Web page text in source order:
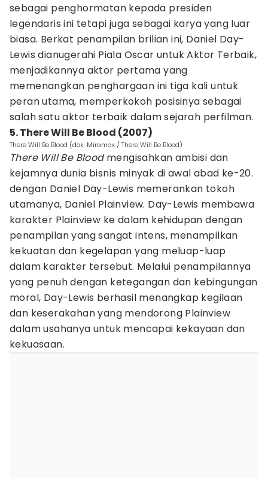
sebagai penghormatan kepada presiden
legendaris ini tetapi juga sebagai karya yang luar
biasa. Berkat penampilan brilian ini, Daniel Day-
Lewis dianugerahi Piala Oscar untuk Aktor Terbaik,
menjadikannya aktor pertama yang
memenangkan penghargaan ini tiga kali untuk
peran utama, memperkokoh posisinya sebagai
salah satu aktor terbaik dalam sejarah perfilman.
5. There Will Be Blood (2007)
There Will Be Blood (dok. Miramax / There Will Be Blood)
There Will Be Bloodmengisahkan ambisi dan
kejamnya dunia bisnis minyak di awal abad ke-20.
dengan Daniel Day-Lewis memerankan tokoh
utamanya, Daniel Plainview. Day-Lewis membawa
karakter Plainview ke dalam kehidupan dengan
penampilan yang sangat intens, menampilkan
kekuatan dan kegelapan yang meluap-luap
dalam karakter tersebut. Melalui penampilannya
yang penuh dengan ketegangan dan kebingungan
moral, Day-Lewis berhasil menangkap kegilaan
dan keserakahan yang mendorong Plainview
dalam usahanya untuk mencapai kekayaan dan
kekuasaan.